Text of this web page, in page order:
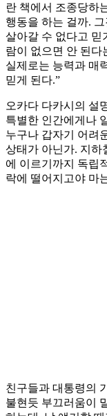
란 책에서 조종당하
행동을 하는 걸까.
살아갈 수 없다고 믿
람이 없으면 안 된다
실제로는 능력과 매
믿게 된다.”
오카다 다카시의 설
특별한 인간에게나
누구나 갑자기 어려
상태가 아닌가. 지하
에 이르기까지 독립
락에 떨어지고야 마
친구들과 대통령의
불현듯 부끄러움이